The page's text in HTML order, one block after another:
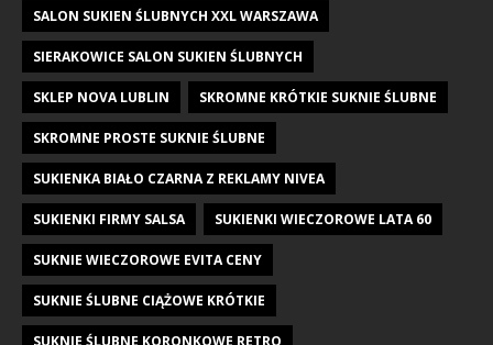
SALON SUKIEN ŚLUBNYCH XXL WARSZAWA
SIERAKOWICE SALON SUKIEN ŚLUBNYCH
SKLEP NOVA LUBLIN SKROMNE KRÓTKIE SUKNIE ŚLUBNE
SKROMNE PROSTE SUKNIE ŚLUBNE
SUKIENKA BIAŁO CZARNA Z REKLAMY NIVEA
SUKIENKI FIRMY SALSA SUKIENKI WIECZOROWE LATA 60
SUKNIE WIECZOROWE EVITA CENY
SUKNIE ŚLUBNE CIĄŻOWE KRÓTKIE